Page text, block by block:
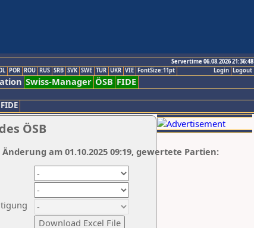
Servertime 06.08.2026 21:36:48
Logout
Login
POR ROU RUS SRB SVK SWE TUR UKR VIE FontSize:11pt
Swiss-Manager ÖSB FIDE
ÖSB
Änderung am 01.10.2025 09:19, gewertete Partien: